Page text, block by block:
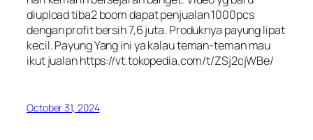
diupload tiba2 boom dapat penjualan 1000pcs
dengan profit bersih 7,6 juta. Produknya payung lipat
kecil. Payung Yang ini ya kalau teman-teman mau
ikut jualan https://vt.tokopedia.com/t/ZSj2cjWBe/
October 31, 2024